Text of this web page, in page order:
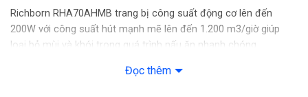
MÔ TẢ CHI TIẾT
3 Tốc độ quạt gió
1 – 2 – 3
Delay
Richborn RHA70AHMB trang bị công suất động cơ lên đến
200W với công suất hút mạnh mẽ lên đến 1.200 m3/giờ giúp
loại bỏ mùi và khói trong quá trình nấu ăn nhanh chóng.
Đọc thêm